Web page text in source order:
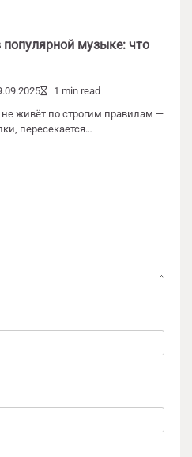
музыке: что
1 min read
живёт по строгим правилам —
пересекается…
опубликован.